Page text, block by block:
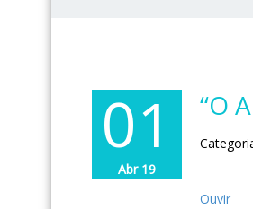
01
Abr 19
“O
Ouvir